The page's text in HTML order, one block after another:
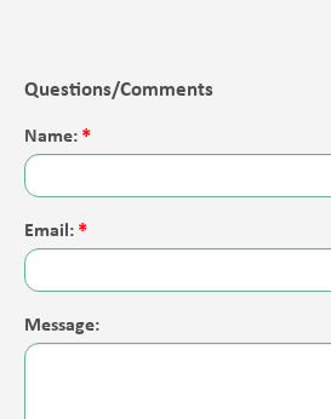
Questions/Comments
Name:
Email:
Message: